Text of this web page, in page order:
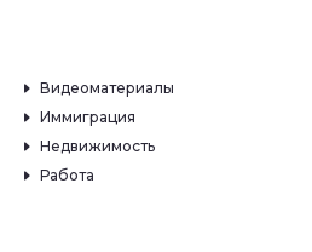
Видеоматериалы
Иммиграция
Недвижимость
Работа